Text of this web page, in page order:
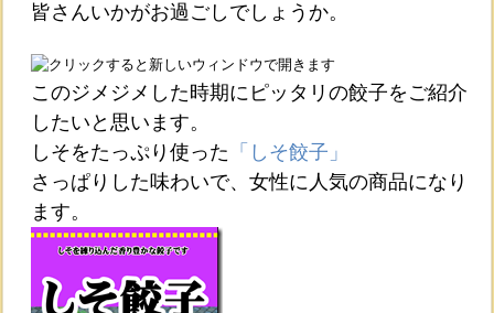
皆さんいかがお過ごしでしょうか。
このジメジメした時期にピッタリの餃子をご紹介
したいと思います。
しそをたっぷり使った 「しそ餃子」
さっぱりした味わいで、女性に人気の商品になり
ます。